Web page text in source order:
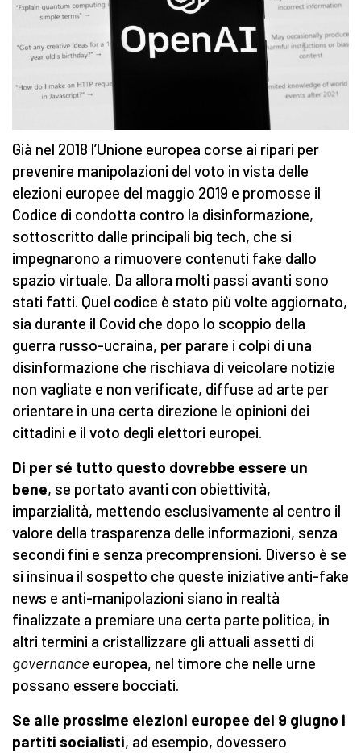
Già nel 2018 l’Unione europea corse ai ripari per
prevenire manipolazioni del voto in vista delle
elezioni europee del maggio 2019 e promosse il
Codice di condotta contro la disinformazione,
sottoscritto dalle principali big tech, che si
impegnarono a rimuovere contenuti fake dallo
spazio virtuale. Da allora molti passi avanti sono
stati fatti. Quel codice è stato più volte aggiornato,
sia durante il Covid che dopo lo scoppio della
guerra russo-ucraina, per parare i colpi di una
disinformazione che rischiava di veicolare notizie
non vagliate e non verificate, diffuse ad arte per
orientare in una certa direzione le opinioni dei
cittadini e il voto degli elettori europei.
Di per sé tutto questo dovrebbe essere un
bene, se portato avanti con obiettività,
imparzialità, mettendo esclusivamente al centro il
valore della trasparenza delle informazioni, senza
secondi fini e senza precomprensioni. Diverso è se
si insinua il sospetto che queste iniziative anti-fake
news e anti-manipolazioni siano in realtà
finalizzate a premiare una certa parte politica, in
altri termini a cristallizzare gli attuali assetti di
governance europea, nel timore che nelle urne
possano essere bocciati.
Se alle prossime elezioni europee del 9 giugno i
partiti socialisti, ad esempio, dovessero